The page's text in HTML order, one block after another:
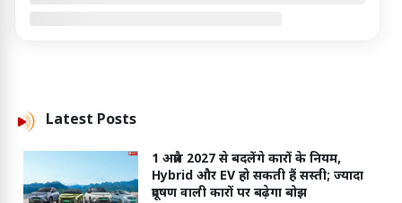
Latest Posts
1 अप्रैल 2027 से बदलेंगे कारों के नियम,
Hybrid और EV हो सकती हैं सस्ती; ज्यादा
प्रदूषण वाली कारों पर बढ़ेगा बोझ